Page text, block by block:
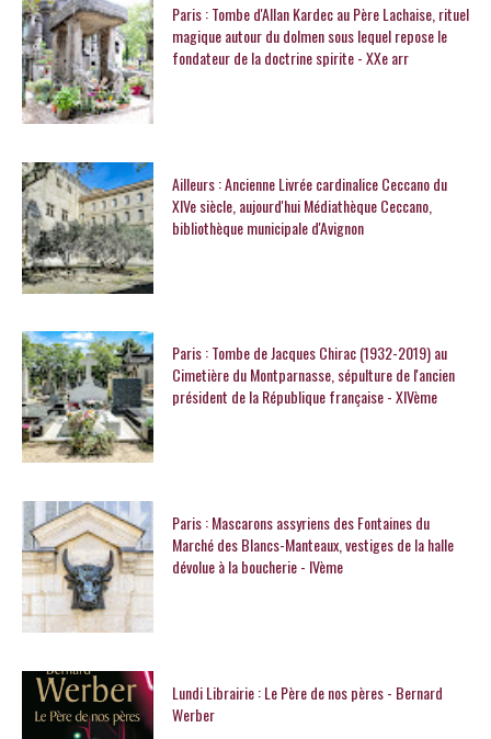
Paris : Tombe d'Allan Kardec au Père Lachaise, rituel
magique autour du dolmen sous lequel repose le
fondateur de la doctrine spirite - XXe arr
Ailleurs : Ancienne Livrée cardinalice Ceccano du
XIVe siècle, aujourd'hui Médiathèque Ceccano,
bibliothèque municipale d'Avignon
Paris : Tombe de Jacques Chirac (1932-2019) au
Cimetière du Montparnasse, sépulture de l'ancien
président de la République française - XIVème
Paris : Mascarons assyriens des Fontaines du
Marché des Blancs-Manteaux, vestiges de la halle
dévolue à la boucherie - IVème
Lundi Librairie : Le Père de nos pères - Bernard
Werber